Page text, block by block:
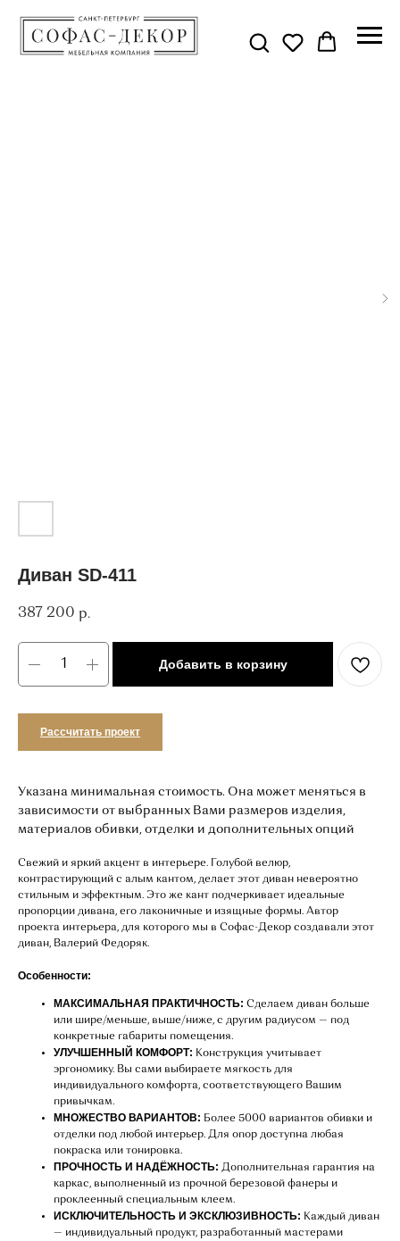
Диван SD-411
387 200 р.
Добавить в корзину
Рассчитать проект
Указана минимальная стоимость. Она может меняться в
зависимости от выбранных Вами размеров изделия,
материалов обивки, отделки и дополнительных опций
Свежий и яркий акцент в интерьере. Голубой велюр,
контрастирующий с алым кантом, делает этот диван невероятно
стильным и эффектным. Это же кант подчеркивает идеальные
пропорции дивана, его лаконичные и изящные формы. Автор
проекта интерьера, для которого мы в Софас-Декор создавали этот
диван, Валерий Федоряк.
Особенности:
МАКСИМАЛЬНАЯ ПРАКТИЧНОСТЬ: Сделаем диван больше
или шире/меньше, выше/ниже, с другим радиусом — под
конкретные габариты помещения.
УЛУЧШЕННЫЙ КОМФОРТ: Конструкция учитывает
эргономику. Вы сами выбираете мягкость для
индивидуального комфорта, соответствующего Вашим
привычкам.
МНОЖЕСТВО ВАРИАНТОВ: Более 5000 вариантов обивки и
отделки под любой интерьер. Для опор доступна любая
покраска или тонировка.
ПРОЧНОСТЬ И НАДЁЖНОСТЬ: Дополнительная гарантия на
каркас, выполненный из прочной березовой фанеры и
проклеенный специальным клеем.
ИСКЛЮЧИТЕЛЬНОСТЬ И ЭКСКЛЮЗИВНОСТЬ: Каждый диван
— индивидуальный продукт, разработанный мастерами
НАШИ МЕНЕДЖЕРЫ ГОТОВЫ